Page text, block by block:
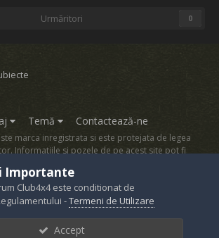
Urmăritori 0
Temă Contactează-ne
marca inregistrata si este protejata de legea
Informatiile si pozele de pe acest site pot fi
Powered by Invision Community
Importante
Club4x4 este conditionat de
-Termeni de Utilizare
Accept